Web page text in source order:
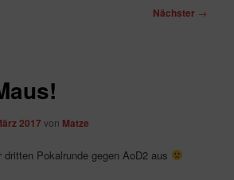
Nächster →
2017 von Matze
Pokalrunde gegen AoD2 aus